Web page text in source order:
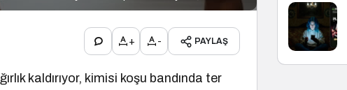
+ - PAYLAŞ
kaldırıyor, kimisi koşu bandında ter